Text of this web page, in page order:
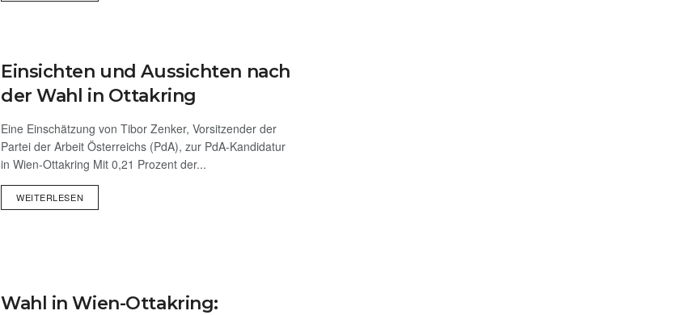
Einsichten und Aussichten nach
der Wahl in Ottakring
Eine Einschätzung von Tibor Zenker, Vorsitzender der
Partei der Arbeit Österreichs (PdA), zur PdA-Kandidatur
in Wien-Ottakring Mit 0,21 Prozent der...
WEITERLESEN
Wahl in Wien-Ottakring: